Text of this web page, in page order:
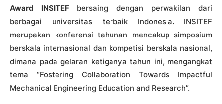
Award INSITEF bersaing dengan perwakilan dari
berbagai universitas terbaik Indonesia. INSITEF
merupakan konferensi tahunan mencakup simposium
berskala internasional dan kompetisi berskala nasional,
dimana pada gelaran ketiganya tahun ini, mengangkat
tema “Fostering Collaboration Towards Impactful
Mechanical Engineering Education and Research”.